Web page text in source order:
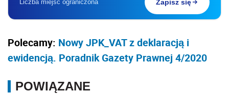
Liczba miejsc ograniczona Zapisz się
Polecamy: Nowy JPK_VAT z deklaracją i
ewidencją. Poradnik Gazety Prawnej 4/2020
POWIĄZANE